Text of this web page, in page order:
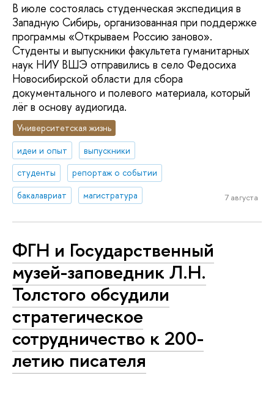
В июле состоялась студенческая экспедиция в
Западную Сибирь, организованная при поддержке
программы «Открываем Россию заново».
Студенты и выпускники факультета гуманитарных
наук НИУ ВШЭ отправились в село Федосиха
Новосибирской области для сбора
документального и полевого материала, который
лёг в основу аудиогида.
Университетская жизнь
идеи и опыт
выпускники
студенты
репортаж о событии
бакалавриат
магистратура 7 августа
ФГН и Государственный
музей-заповедник Л.Н.
Толстого обсудили
стратегическое
сотрудничество к 200-
летию писателя